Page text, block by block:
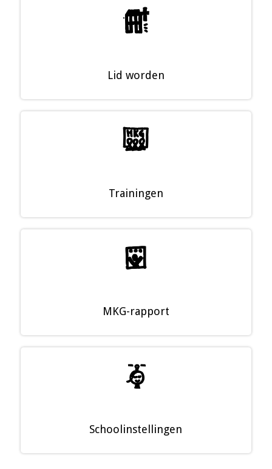
E
Lid worden
r
Trainingen
Î
MKG-rapport
ä
Schoolinstellingen